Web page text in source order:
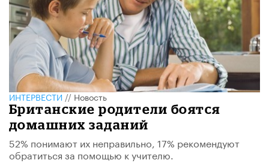
ИНТЕРВЕСТИ//Новость
Британские родители боятся
домашних заданий
52% понимают их неправильно, 17% рекомендуют
обратиться за помощью к учителю.